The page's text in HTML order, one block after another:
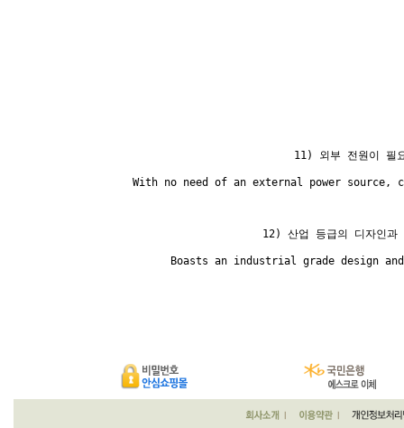
11) 외부 전원이 필
With no need of an external power source,
12) 산업 등급의 디자인과
Boasts an industrial grade design